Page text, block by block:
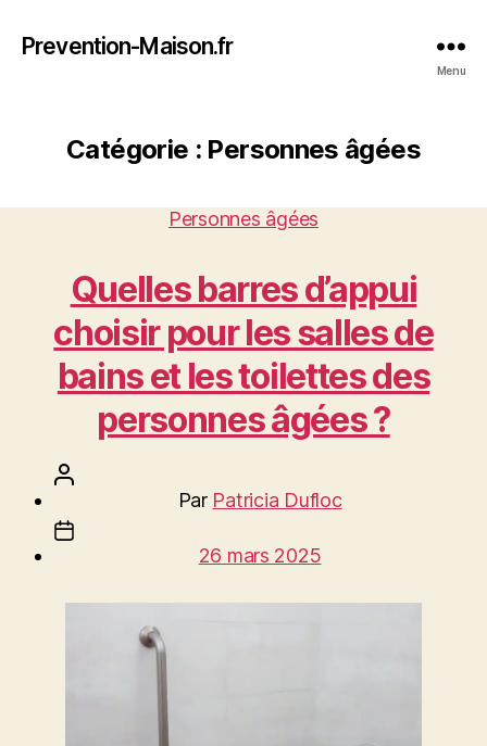
Prevention-Maison.fr
Menu
Catégorie : Personnes âgées
Catégories
Personnes âgées
Quelles barres d’appui
choisir pour les salles de
bains et les toilettes des
personnes âgées ?
de
Par Patricia Dufloc
de
26 mars 2025